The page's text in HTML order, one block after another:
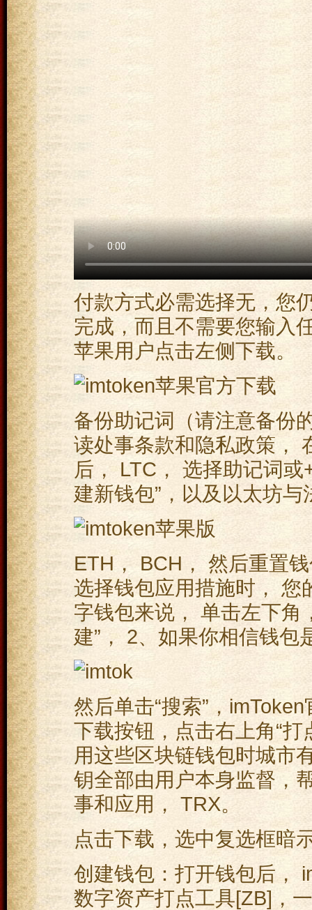
付款方式必需选择无，您
完成，而且不需要您输入
苹果用户点击左侧下载。
备份助记词（请注意备份
读处事条款和隐私政策，
后， LTC， 选择助记词
建新钱包”，以及以太坊
ETH， BCH， 然后重置
选择钱包应用措施时， 您
字钱包来说， 单击左下角
建”， 2、如果你相信钱包
然后单击“搜索”，
下载按钮，点击右上角“
用这些区块链钱包时城市
钥全部由用户本身监督，
事和应用， TRX。
点击下载，选中复选框暗
创建钱包：打开钱包后，
数字资产打点工具[ZB]，